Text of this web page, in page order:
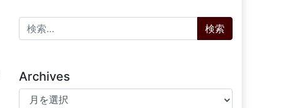
検索:
Archives
Archives